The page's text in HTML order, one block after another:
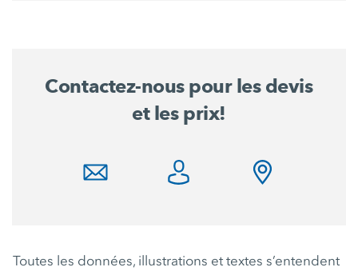
Contactez-nous pour les devis
et les prix!
Toutes les données, illustrations et textes s’entendent